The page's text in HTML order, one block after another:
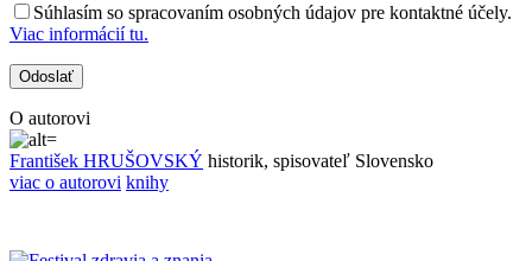
Súhlasím so spracovaním osobných údajov pre kontaktné účely.
Viac informácií tu.
O autorovi
František HRUŠOVSKÝ historik, spisovateľ Slovensko
viac o autorovi knihy